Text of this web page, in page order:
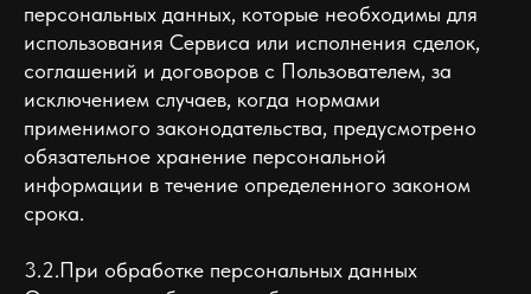
персональных данных, которые необходимы для
использования Сервиса или исполнения сделок,
соглашений и договоров с Пользователем, за
исключением случаев, когда нормами
применимого законодательства, предусмотрено
обязательное хранение персональной
информации в течение определенного законом
срока.
3.2.При обработке персональных данных